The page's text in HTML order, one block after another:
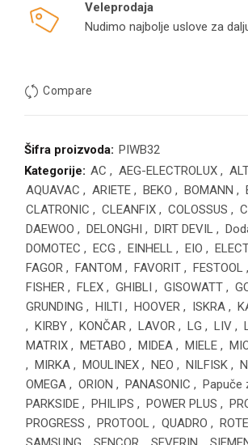
Veleprodaja
Nudimo najbolje uslove za
Compare
Šifra proizvoda: PIWB32
Kategorije: AC , AEG-ELECTROLUX ,
AQUAVAC , ARIETE , BEKO , BOMANN ,
CLATRONIC , CLEANFIX , COLOSSUS ,
DAEWOO , DELONGHI , DIRT DEVIL ,
DOMOTEC , ECG , EINHELL , EIO ,
FAGOR , FANTOM , FAVORIT , FESTOOL ,
FISHER , FLEX , GHIBLI , GISOWATT ,
GRUNDING , HILTI , HOOVER , ISKRA ,
,
KIRBY , KONČAR , LAVOR , LG , LIV ,
MATRIX , METABO , MIDEA , MIELE ,
,
MIRKA , MOULINEX , NEO , NILFISK ,
OMEGA , ORION , PANASONIC , Papuče
PARKSIDE , PHILIPS , POWER PLUS ,
PROGRESS , PROTOOL , QUADRO ,